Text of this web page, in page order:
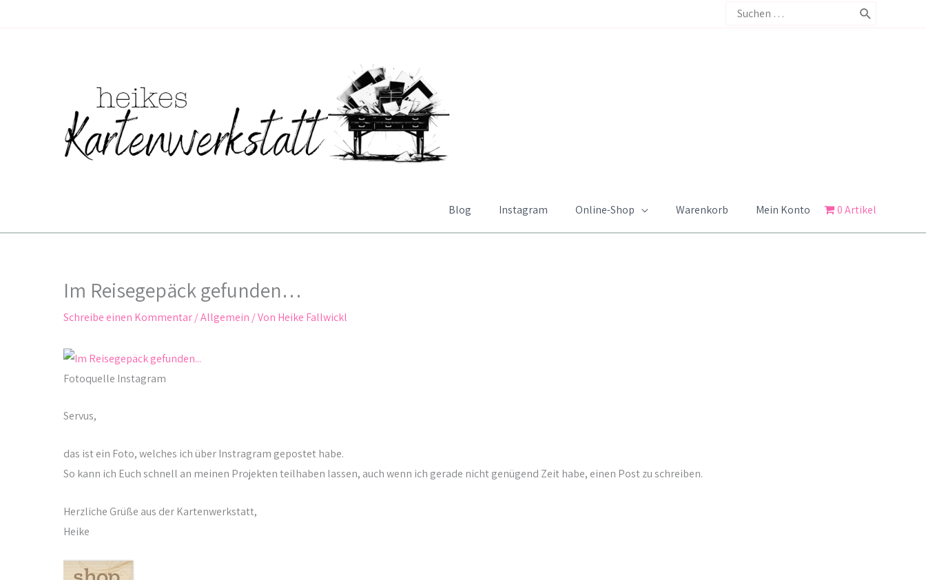
Search
Blog Instagram Online-Shop Warenkorb Mein Konto 0 Artikel
Im Reisegepäck gefunden…
Schreibe einen Kommentar/Allgemein / Von Heike Fallwickl
Fotoquelle Instagram
Servus,
das ist ein Foto, welches ich über Instragram gepostet habe.
So kann ich Euch schnell an meinen Projekten teilhaben lassen, auch wenn ich gerade nicht genügend Zeit habe, einen Post zu schreiben.
Herzliche Grüße aus der Kartenwerkstatt,
Heike